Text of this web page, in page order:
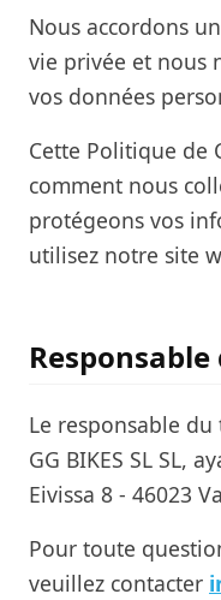
Nous accordons
vie privée et nous
vos données
Cette Politique de
comment nous
protégeons vos
utilisez notre site
Le responsable
GG BIKES SL SL,
Eivissa 8 - 46023
Pour toute
veuillez contacter